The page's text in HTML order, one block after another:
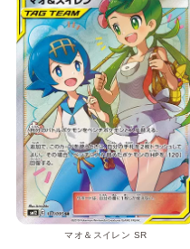
マオ＆スイレン SR